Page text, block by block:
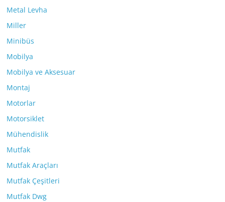
Metal Levha
Miller
Minibüs
Mobilya
Mobilya ve Aksesuar
Montaj
Motorlar
Motorsiklet
Mühendislik
Mutfak
Mutfak Araçları
Mutfak Çeşitleri
Mutfak Dwg